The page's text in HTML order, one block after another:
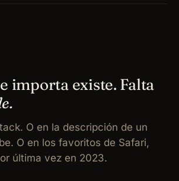
importa existe. Falta
O en la descripción de un
O en los favoritos de Safari,
última vez en 2023.